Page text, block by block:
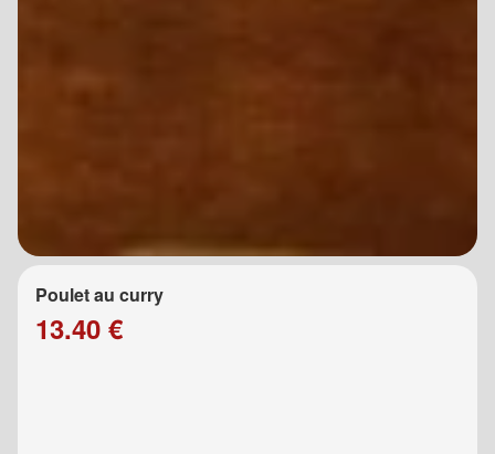
Poulet au curry
13.40 €